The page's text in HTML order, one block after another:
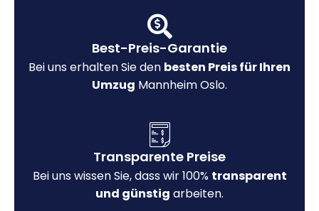
Best-Preis-Garantie
Bei uns erhalten Sie den besten Preis für Ihren
Umzug Mannheim Oslo.
Transparente Preise
Bei uns wissen Sie, dass wir 100% transparent
und günstig arbeiten.